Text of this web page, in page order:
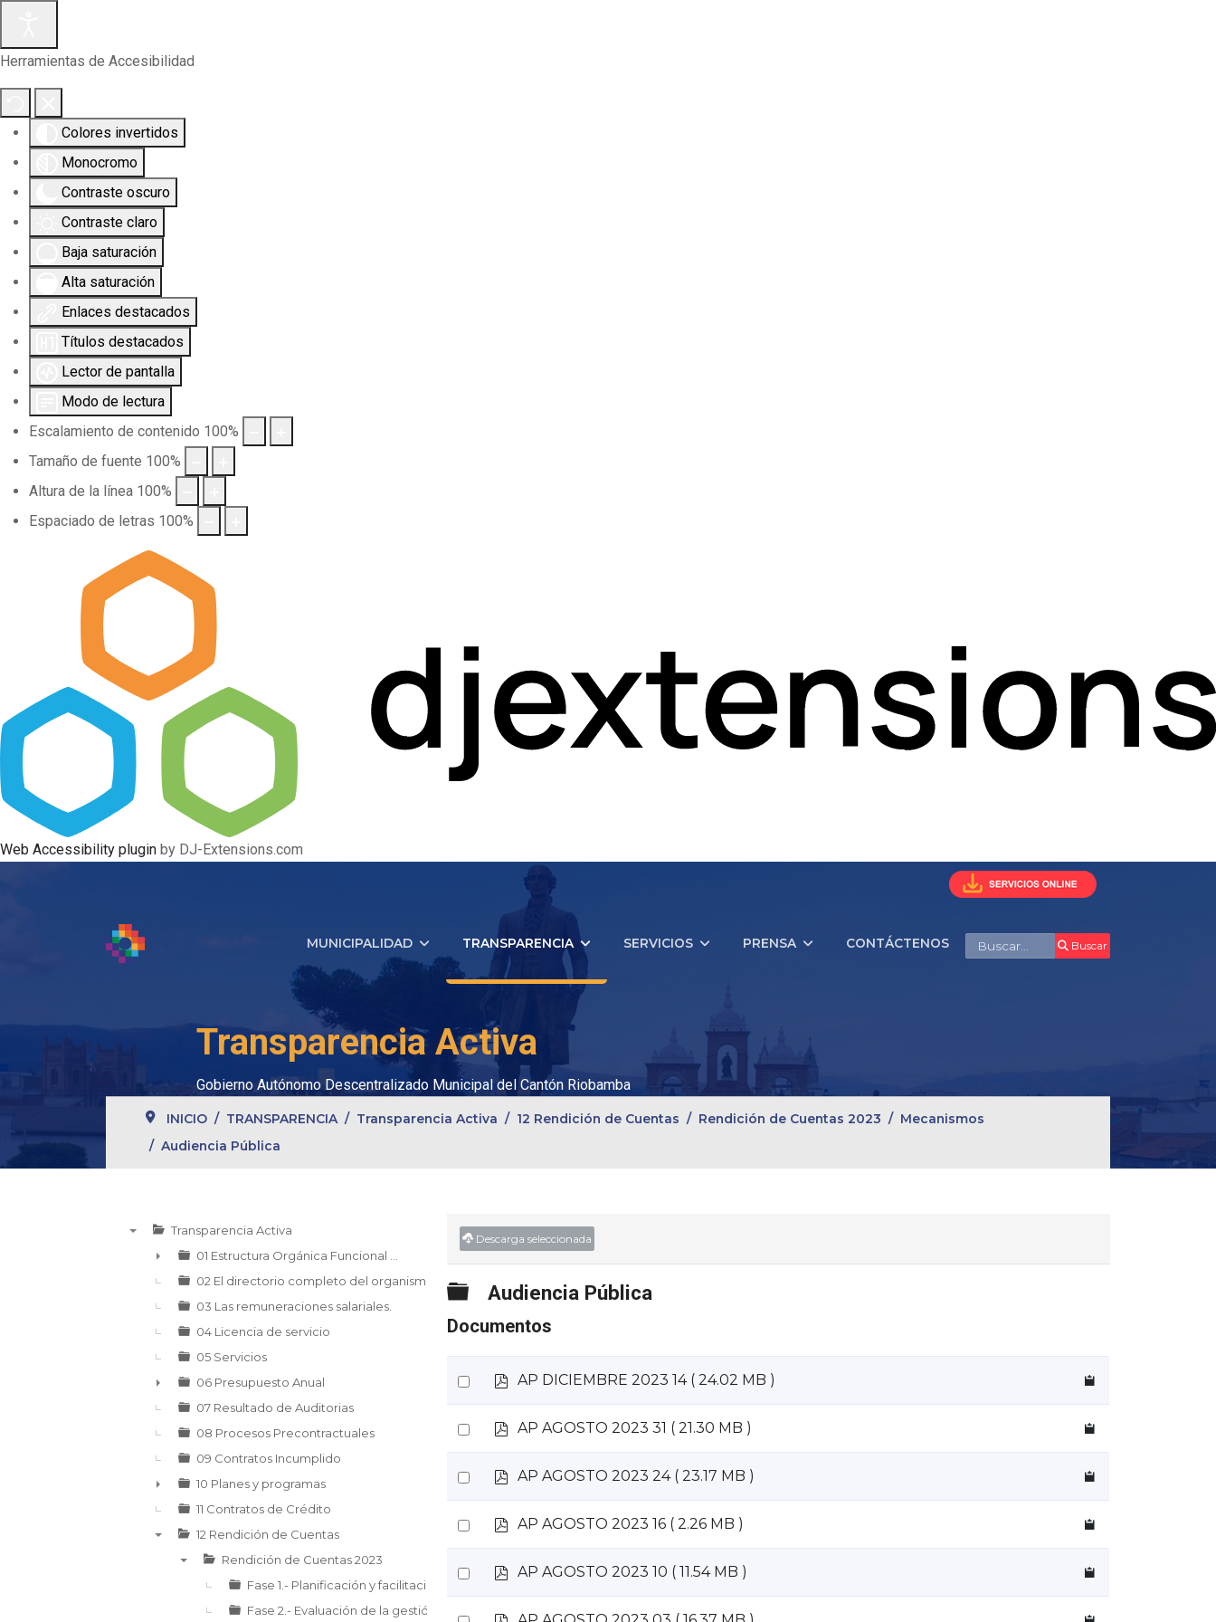
Herramientas de Accesibilidad
Colores invertidos
Monocromo
Contraste oscuro
Contraste claro
Baja saturación
Alta saturación
Enlaces destacados
Títulos destacados
Lector de pantalla
Modo de lectura
Escalamiento de contenido 100%
Tamaño de fuente 100%
Altura de la línea 100%
Espaciado de letras 100%
Web Accessibility plugin by DJ-Extensions.com
MUNICIPALIDAD TRANSPARENCIA SERVICIOS PRENSA CONTÁCTENOS Buscar Buscar
Transparencia Activa
Gobierno Autónomo Descentralizado Municipal del Cantón Riobamba
INICIO TRANSPARENCIA Transparencia Activa 12 Rendición de Cuentas Rendición de Cuentas 2023
Mecanismos
Audiencia Pública
Transparencia Activa
►
01 Estructura Orgánica Funcional ...
02 El directorio completo del organismo,
03 Las remuneraciones salariales.
04 Licencia de servicio
05 Servicios
►
06 Presupuesto Anual
07 Resultado de Auditorias
08 Procesos Precontractuales
09 Contratos Incumplido
►
10 Planes y programas
11 Contratos de Crédito
12 Rendición de Cuentas
Rendición de Cuentas 2023
Fase 1.- Planificación y facilitación del proceso.
Fase 2.- Evaluación de la gestión y elaboración del Informe de Rendición de Cuentas.
Descarga seleccionada
Carpeta
Audiencia Pública
Documentos
Select
an
item
p
AP DICIEMBRE 2023 14 ( 24.02 MB )
Select
an
item
p
AP AGOSTO 2023 31 ( 21.30 MB )
Select
an
item
p
AP AGOSTO 2023 24 ( 23.17 MB )
Select
an
item
p
AP AGOSTO 2023 16 ( 2.26 MB )
Select
an
p
AP AGOSTO 2023 10 ( 11.54 MB )
p